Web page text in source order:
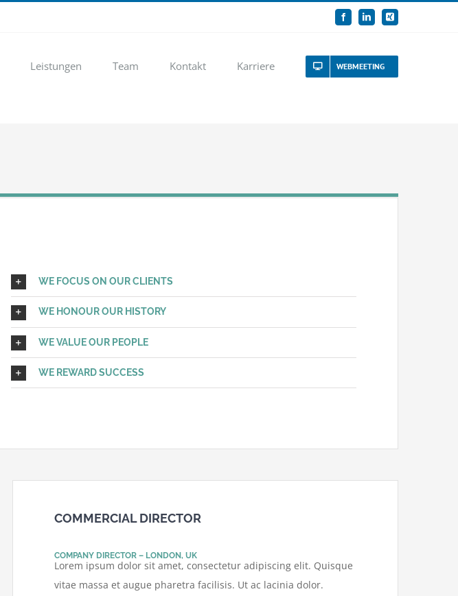
FacebookLinkedInXing
Leistungen Team Kontakt Karriere WEBMEETING
WE FOCUS ON OUR CLIENTS
WE HONOUR OUR HISTORY
WE VALUE OUR PEOPLE
WE REWARD SUCCESS
COMMERCIAL DIRECTOR
COMPANY DIRECTOR – LONDON, UK
Lorem ipsum dolor sit amet, consectetur adipiscing elit. Quisque
vitae massa et augue pharetra facilisis. Ut ac lacinia dolor.